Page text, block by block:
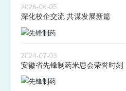
2026-06-05
深化校企交流 共谋发展新篇
2024-07-03
安徽省先锋制药米思会荣誉时刻